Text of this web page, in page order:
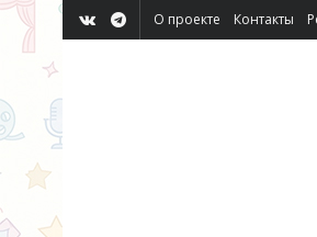
О проекте Контакты